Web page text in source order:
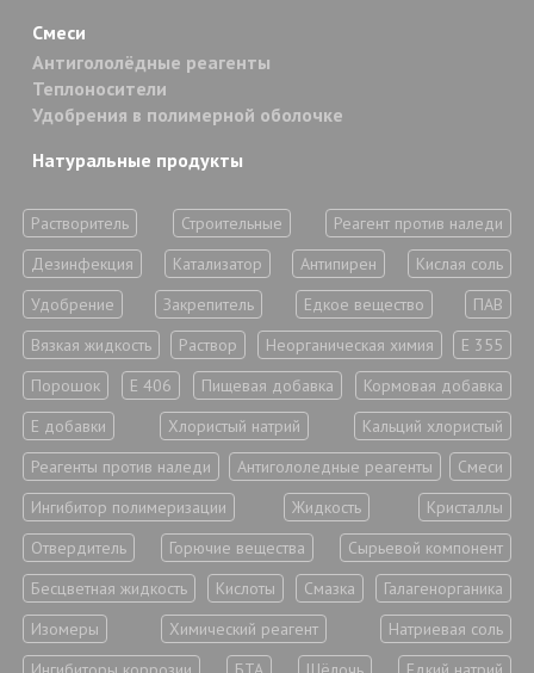
Смеси
Антигололёдные реагенты
Теплоносители
Удобрения в полимерной оболочке
Натуральные продукты
Растворитель Строительные
Реагент против наледи
Дезинфекция
Катализатор Антипирен
Кислая соль
Удобрение
Закрепитель Едкое вещество
ПАВ
Вязкая жидкость
Раствор Неорганическая химия
Е 355
Порошок
Е 406 Пищевая добавка
Кормовая добавка
Е добавки
Хлористый натрий
Кальций хлористый
Реагенты против наледи
Антигололедные реагенты
Смеси
Ингибитор полимеризации
Жидкость
Кристаллы
Отвердитель
Горючие вещества
Сырьевой компонент
Бесцветная жидкость
Кислоты Смазка
Галагенорганика
Изомеры
Химический реагент
Натриевая соль